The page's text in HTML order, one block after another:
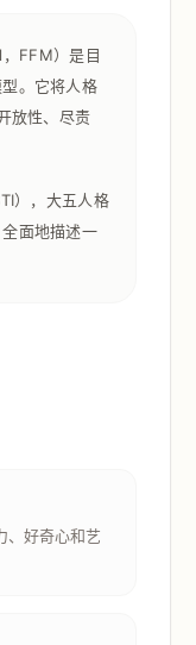
FFM）是目
。它将人格
放性、尽责
），大五人格
面地描述一
、好奇心和艺